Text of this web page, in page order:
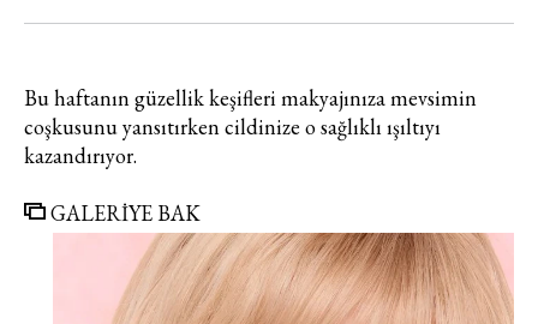
Bu haftanın güzellik keşifleri makyajınıza mevsimin
coşkusunu yansıtırken cildinize o sağlıklı ışıltıyı
kazandırıyor.
GALERİYE BAK